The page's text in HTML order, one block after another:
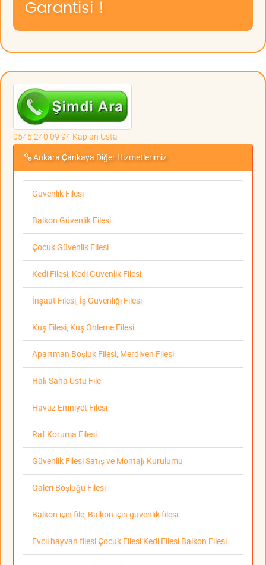
Garantisi !
0545 240 09 94 Kaplan Usta
Ankara Çankaya Diğer Hizmetlerimiz
Güvenlik Filesi
Balkon Güvenlik Filesi
Çocuk Güvenlik Filesi
Kedi Filesi, Kedi Güvenlik Filesi
İnşaat Filesi, İş Güvenliği Filesi
Kuş Filesi, Kuş Önleme Filesi
Apartman Boşluk Filesi, Merdiven Filesi
Halı Saha Üstü File
Havuz Emniyet Filesi
Raf Koruma Filesi
Güvenlik Filesi Satış ve Montajı Kurulumu
Galeri Boşluğu Filesi
Balkon için file, Balkon için güvenlik filesi
Evcil hayvan filesi Çocuk Filesi Kedi Filesi Balkon Filesi